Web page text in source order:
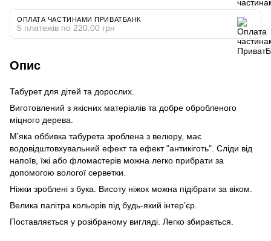
ОПЛАТА ЧАСТИНАМИ ПРИВАТБАНК
5 платежів по 220.00 грн
Опис
Табурет для дітей та дорослих.
Виготовлений з якісних матеріалів та добре обробленого
міцного дерева.
М’яка оббивка табурета зроблена з велюру, має
водовідштовхувальний ефект та ефект "антикіготь". Сліди від
напоїв, їжі або фломастерів можна легко прибрати за
допомогою вологої серветки.
Ніжки зроблені з бука. Висоту ніжок можна підібрати за віком.
Велика палітра кольорів під будь-який інтер’єр.
Поставляється у розібраному вигляді. Легко збирається.